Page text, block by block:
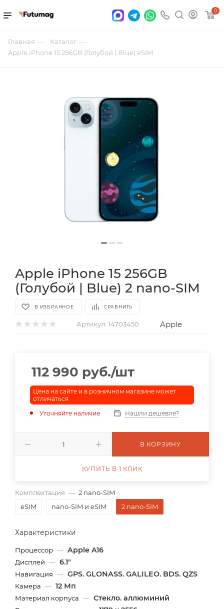
0
Главная — Каталог —
Apple iPhone 15 256GB (Голубой | Blue) eSIM
Apple iPhone 15 256GB
(Голубой | Blue) 2 nano-SIM
В ИЗБРАННОЕ СРАВНИТЬ
Артикул: 14703450 Apple
Комплектация — 2 nano-SIM
eSIM
nano-SIM и eSIM 2 nano-SIM
Характеристики
Процессор — Apple A16
Дисплей — 6.1"
Навигация — GPS. GLONASS. GALILEO. BDS. QZS
Камера — 12 Мп
Материал корпуса — Стекло. аллюминий
112 990 руб./шт
Цена на сайте и в розничном магазине может
отличаться
Уточняйте наличие
Нашли дешевле?
В КОРЗИНУ
КУПИТЬ В 1 КЛИК